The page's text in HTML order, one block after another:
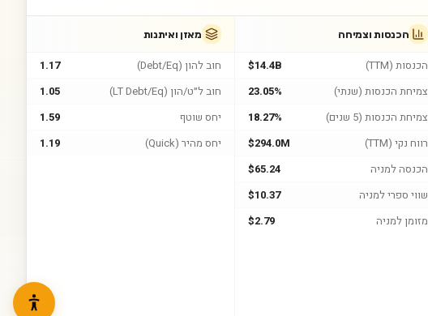
הכנסות וצמיחה
הכנסות (TTM)
$14.4B
צמיחת הכנסות (שנתי)
23.05%
צמיחת הכנסות (5 שנים)
18.27%
רווח נקי (TTM)
$294.0M
הכנסה למניה
$65.24
שווי ספרי למניה
$10.37
מזומן למניה
$2.79
מאזן ואיתנות
חוב להון (Debt/Eq)
1.17
חוב ל״ט/הון (LT Debt/Eq)
1.05
יחס שוטף
1.59
יחס מהיר (Quick)
1.19